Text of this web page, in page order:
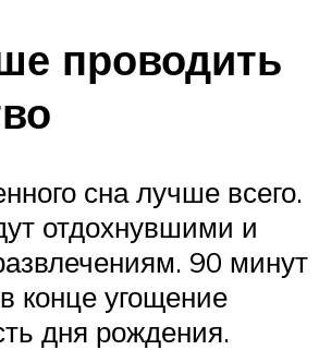
проводить
сна лучше всего.
отдохнувшими и
90 минут
конце угощение
дня рождения.